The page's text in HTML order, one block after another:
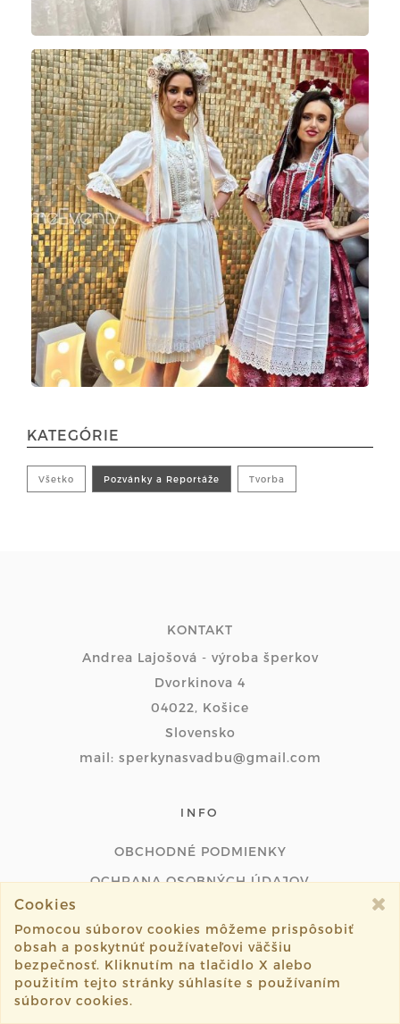
KATEGÓRIE
Všetko Pozvánky a Reportáže Tvorba
KONTAKT
Andrea Lajošová - výroba šperkov
Dvorkinova 4
04022, Košice
Slovensko
mail: sperkynasvadbu@gmail.com
INFO
OBCHODNÉ PODMIENKY
OCHRANA OSOBNÝCH ÚDAJOV
STAROSTLIVOSŤ O ŠPERKY
PODMIENKY PLATOBNEJ BRÁNY
Cookies
Pomocou súborov cookies môžeme prispôsobiť
obsah a poskytnúť používateľovi väčšiu
bezpečnosť. Kliknutím na tlačidlo X alebo
použitím tejto stránky súhlasíte s používaním
súborov cookies.